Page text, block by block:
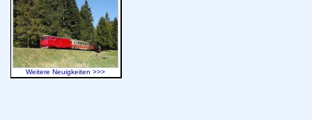
Weitere Neuigkeiten >>>